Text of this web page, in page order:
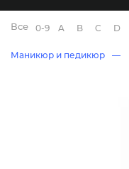
Все бренды
0-9 A B C D
Маникюр и педикюр